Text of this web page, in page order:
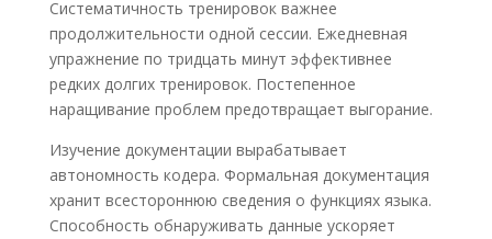
Систематичность тренировок важнее
продолжительности одной сессии. Ежедневная
упражнение по тридцать минут эффективнее
редких долгих тренировок. Постепенное
наращивание проблем предотвращает выгорание.
Изучение документации вырабатывает
автономность кодера. Формальная документация
хранит всестороннюю сведения о функциях языка.
Способность обнаруживать данные ускоряет